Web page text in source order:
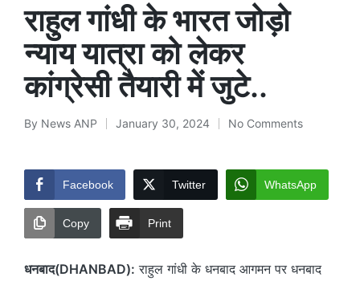
राहुल गांधी के भारत जोड़ो
न्याय यात्रा को लेकर
कांग्रेसी तैयारी में जुटे..
Posted
By News ANP January 30, 2024 No Comments
Facebook Twitter WhatsApp
Copy Print
धनबाद(DHANBAD): राहुल गांधी के धनबाद आगमन पर धनबाद